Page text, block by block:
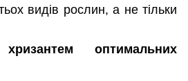
видів рослин, а не тільки
оптимальних